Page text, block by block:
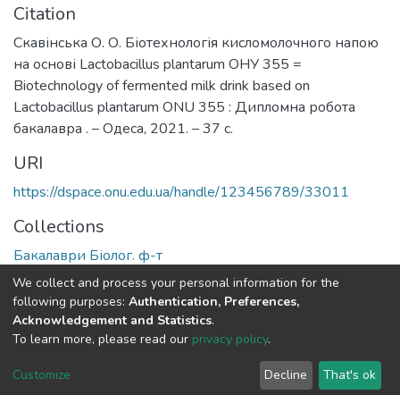
Citation
Скавінська О. О. Біотехнологія кисломолочного напою
на основі Lactobacillus plantarum ОНУ 355 =
Biotechnology of fermented milk drink based on
Lactobacillus plantarum ONU 355 : Дипломна робота
бакалавра . – Одеса, 2021. – 37 с.
URI
https://dspace.onu.edu.ua/handle/123456789/33011
Collections
Бакалаври Біолог. ф-т
Full item page
DSpace software copyright © 2009-2026
Cookie
End User
Agreement
Send
Feedback
We collect and process your personal information for the
following purposes: Authentication, Preferences,
Acknowledgement and Statistics.
To learn more, please read our privacy policy.
Customize Decline That's ok